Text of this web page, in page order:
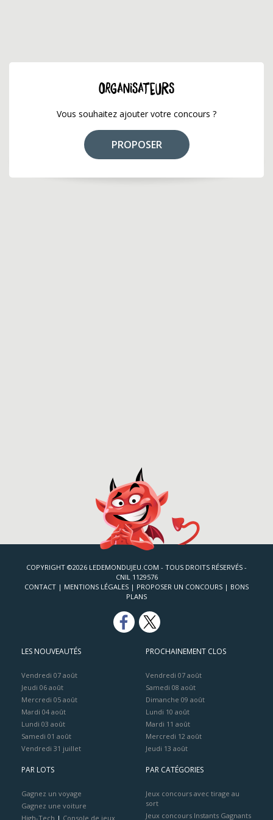
ORGANISATEURS
Vous souhaitez ajouter votre concours ?
PROPOSER
COPYRIGHT ©2026 LEDEMONDUJEU.COM - TOUS DROITS RÉSERVÉS -
CNIL 1129576
CONTACT | MENTIONS LÉGALES | PROPOSER UN CONCOURS | BONS
PLANS
LES NOUVEAUTÉS
Vendredi 07 août
Jeudi 06 août
Mercredi 05 août
Mardi 04 août
Lundi 03 août
Samedi 01 août
Vendredi 31 juillet
PROCHAINEMENT CLOS
Vendredi 07 août
Samedi 08 août
Dimanche 09 août
Lundi 10 août
Mardi 11 août
Mercredi 12 août
Jeudi 13 août
PAR LOTS
Gagnez un voyage
Gagnez une voiture
High-Tech | Console de jeux
PAR CATÉGORIES
Jeux concours avec tirage au
sort
Jeux concours Instants Gagnants